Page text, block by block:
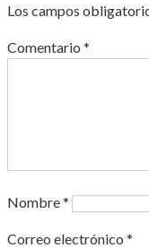
Los campos
Comentario *
Nombre*
Correo electrónico *